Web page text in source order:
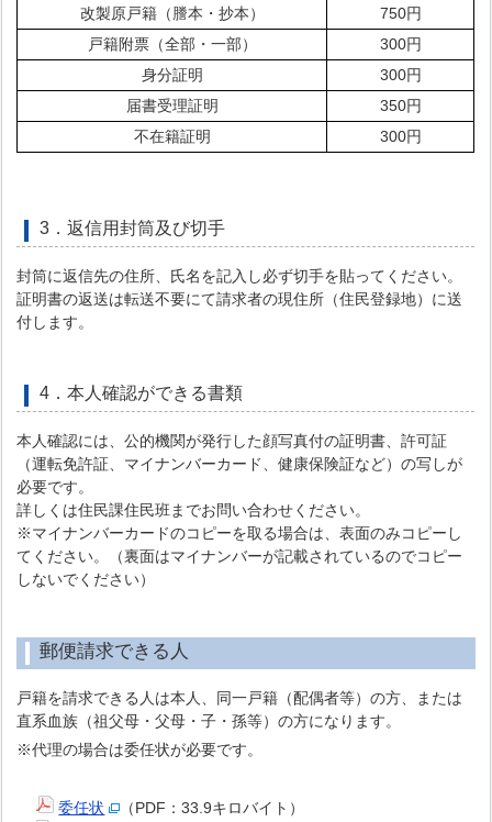
改製原戸籍（謄本・抄本）
750円
戸籍附票（全部・一部）
300円
身分証明
300円
届書受理証明
350円
不在籍証明
300円
3．返信用封筒及び切手
封筒に返信先の住所、氏名を記入し必ず切手を貼ってください。
証明書の返送は転送不要にて請求者の現住所（住民登録地）に送
付します。
4．本人確認ができる書類
本人確認には、公的機関が発行した顔写真付の証明書、許可証
（運転免許証、マイナンバーカード、健康保険証など）の写しが
必要です。
詳しくは住民課住民班までお問い合わせください。
※マイナンバーカードのコピーを取る場合は、表面のみコピーし
てください。（裏面はマイナンバーが記載されているのでコピー
しないでください）
郵便請求できる人
戸籍を請求できる人は本人、同一戸籍（配偶者等）の方、または
直系血族（祖父母・父母・子・孫等）の方になります。
※代理の場合は委任状が必要です。
委任状
（PDF：33.9キロバイト）